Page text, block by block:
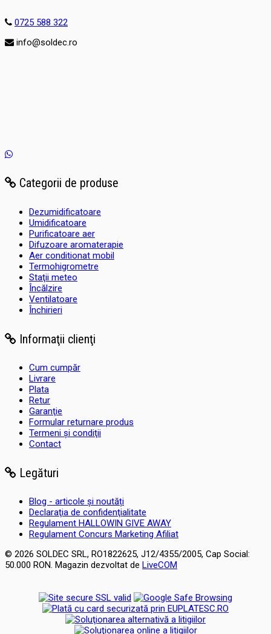
0725 588 322
info@soldec.ro
Categorii de produse
Dezumidificatoare
Umidificatoare
Purificatoare aer
Difuzoare aromaterapie
Aer conditionat mobil
Termohigrometre
Staţii meteo
Încălzire
Ventilatoare
Închirieri
Informaţii clienţi
Cum cumpăr
Livrare
Plata
Retur
Garanţie
Formular returnare produs
Termeni şi condiţii
Contact
Legături
Blog - articole și noutăți
Declaraţia de confidenţialitate
Regulament HALLOWIN GIVE AWAY
Regulament Concurs Marketing Afiliat
© 2026 SOLDEC SRL, RO1822625, J12/4355/2005, Cap Social:
50.000 RON. Magazin dezvoltat de LiveCOM